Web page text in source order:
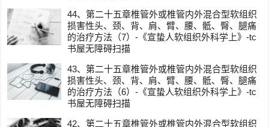
44、第二十五章椎管外或椎管内外混合型软组织
损害性头、颈、背、肩、臂、腰、骶、臀、腿痛
的治疗方法（7）-《宣蛰人软组织外科学上》-tc
书屋无障碍扫描
43、第二十五章椎管外或椎管内外混合型软组织
损害性头、颈、背、肩、臂、腰、骶、臀、腿痛
的治疗方法（6）-《宣蛰人软组织外科学上》-tc
书屋无障碍扫描
42、第二十五章椎管外或椎管内外混合型软组织